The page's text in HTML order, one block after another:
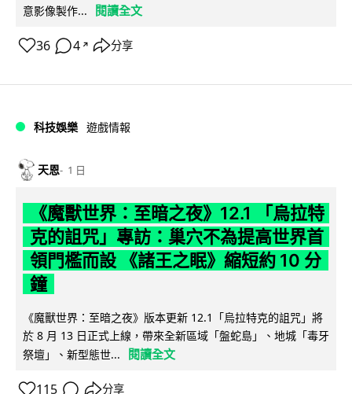
意影像製作...
閱讀全文
36 4 ↗ 分享
科技娛樂 遊戲情報
天恩 1 日
《魔獸世界：至暗之夜》12.1 「烏拉特
克的詛咒」專訪：巢穴不為提高世界首
領門檻而設 《諸王之眠》縮短約 10 分
鐘
《魔獸世界：至暗之夜》版本更新 12.1「烏拉特克的詛咒」將
於 8 月 13 日正式上線，帶來全新區域「盤蛇島」、地城「毒牙
祭壇」、新型態世...
閱讀全文
115 分享